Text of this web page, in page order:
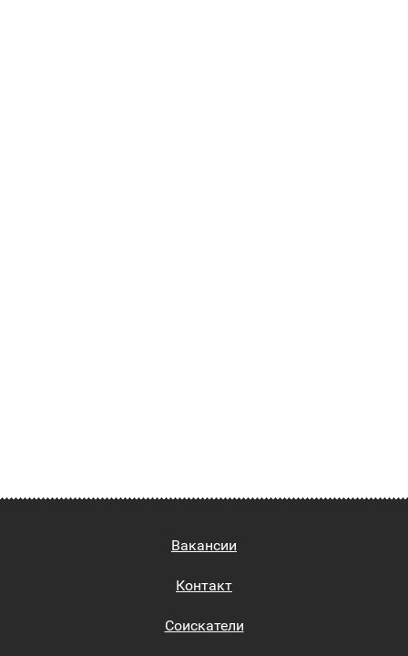
Вакансии
Контакт
Соискатели